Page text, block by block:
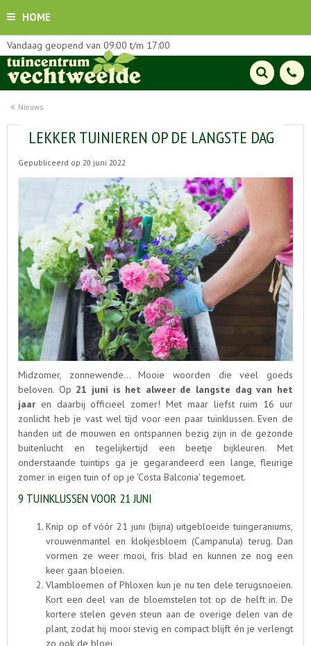
HOME
Nieuws
Vandaag geopend van 09:00 t/m 17:00
LEKKER TUINIEREN OP DE LANGSTE DAG
Gepubliceerd op 20 juni 2022
Midzomer, zonnewende... Mooie woorden die veel goeds
beloven. Op 21 juni is het alweer de langste dag van het
jaar en daarbij officieel zomer! Met maar liefst ruim 16 uur
zonlicht heb je vast wel tijd voor een paar tuinklussen. Even de
handen uit de mouwen en ontspannen bezig zijn in de gezonde
buitenlucht en tegelijkertijd een beetje bijkleuren. Met
onderstaande tuintips ga je gegarandeerd een lange, fleurige
zomer in eigen tuin of op je 'Costa Balconia' tegemoet.
9 TUINKLUSSEN VOOR 21 JUNI
Knip op of vóór 21 juni (bijna) uitgebloeide tuingeraniums,
vrouwenmantel en klokjesbloem (Campanula) terug. Dan
vormen ze weer mooi, fris blad en kunnen ze nog een
keer gaan bloeien.
Vlambloemen of Phloxen kun je nu ten dele terugsnoeien.
Kort een deel van de bloemstelen tot op de helft in. De
kortere stelen geven steun aan de overige delen van de
plant, zodat hij mooi stevig en compact blijft én je verlengt
zo ook de bloei.